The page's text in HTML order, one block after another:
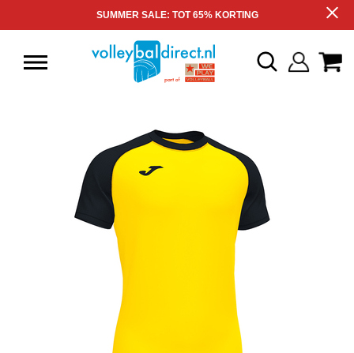
SUMMER SALE: TOT 65% KORTING